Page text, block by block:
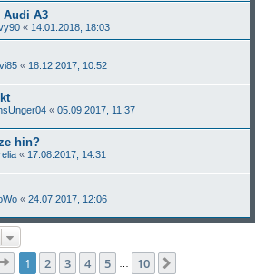
Audi A3
« 14.01.2018, 18:03
« 18.12.2017, 10:52
« 05.09.2017, 11:37
hin?
« 17.08.2017, 14:31
« 24.07.2017, 12:06
Seite 1von 10
1 2 3 4 5 10